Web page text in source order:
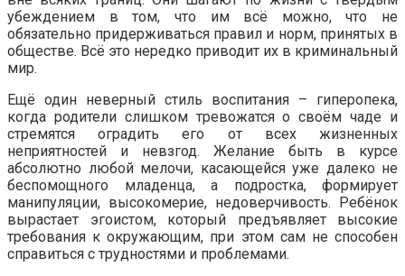
убеждением в том, что им всё можно, что не
обязательно придерживаться правил и норм, принятых в
обществе. Всё это нередко приводит их в криминальный
мир.
Ещё один неверный стиль воспитания – гиперопека,
когда родители слишком тревожатся о своём чаде и
стремятся оградить его от всех жизненных
неприятностей и невзгод. Желание быть в курсе
абсолютно любой мелочи, касающейся уже далеко не
беспомощного младенца, а подростка, формирует
манипуляции, высокомерие, недоверчивость. Ребёнок
вырастает эгоистом, который предъявляет высокие
требования к окружающим, при этом сам не способен
справиться с трудностями и проблемами.